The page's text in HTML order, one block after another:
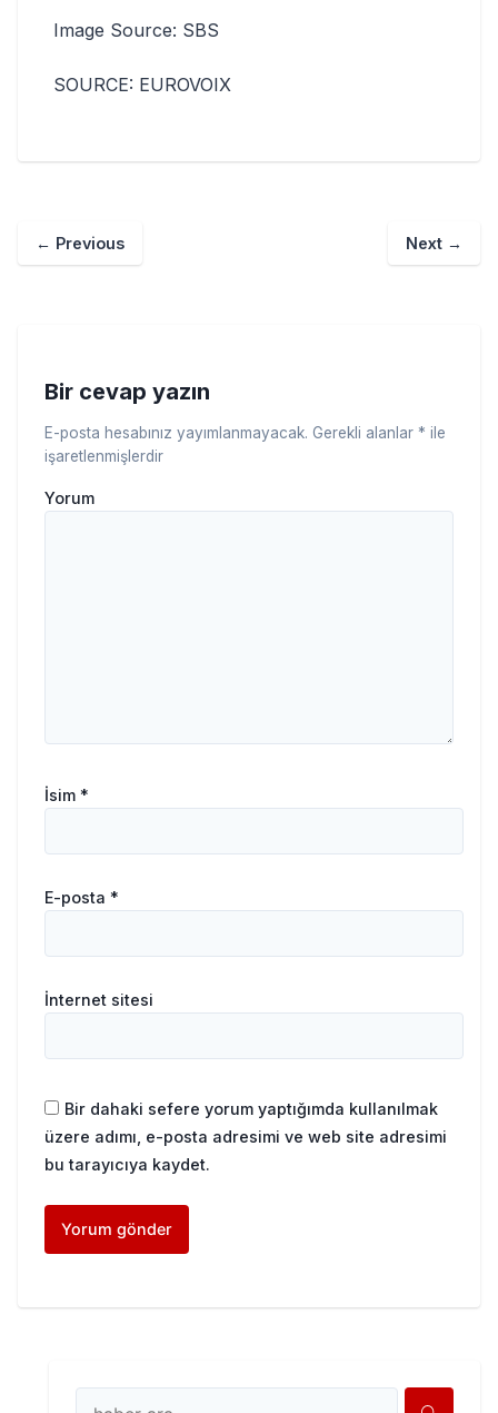
Image Source: SBS
SOURCE: EUROVOIX
← Previous Next →
Bir cevap yazın
E-posta hesabınız yayımlanmayacak. Gerekli alanlar * ile
işaretlenmişlerdir
Yorum
İsim *
E-posta *
İnternet sitesi
Bir dahaki sefere yorum yaptığımda kullanılmak
üzere adımı, e-posta adresimi ve web site adresimi
bu tarayıcıya kaydet.